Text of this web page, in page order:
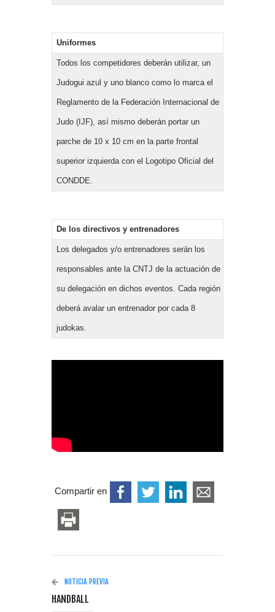
Uniformes
Todos los competidores deberán utilizar, un
Judogui azul y uno blanco como lo marca el
Reglamento de la Federación Internacional de
Judo (IJF), así mismo deberán portar un
parche de 10 x 10 cm en la parte frontal
superior izquierda con el Logotipo Oficial del
CONDDE.
De los directivos y entrenadores
Los delegados y/o entrenadores serán los
responsables ante la CNTJ de la actuación de
su delegación en dichos eventos. Cada región
deberá avalar un entrenador por cada 8
judokas.
Compartir en
NOTICIA PREVIA
HANDBALL